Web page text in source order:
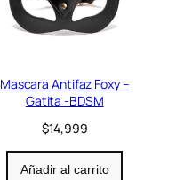
Mascara Antifaz Foxy –
Gatita -BDSM
$14,999
Añadir al carrito